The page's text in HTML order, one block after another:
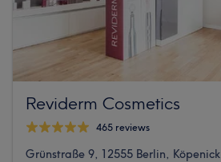
Reviderm Cosmetics
465 reviews
Grünstraße 9, 12555 Berlin, Köpenick